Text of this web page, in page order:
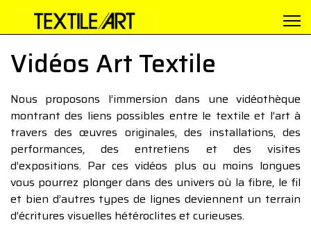
Vidéos Art Textile
Nous proposons l’immersion dans une vidéothèque
montrant des liens possibles entre le textile et l’art à
travers des œuvres originales, des installations, des
performances, des entretiens et des visites
d’expositions. Par ces vidéos plus ou moins longues
vous pourrez plonger dans des univers où la fibre, le fil
et bien d’autres types de lignes deviennent un terrain
d’écritures visuelles hétéroclites et curieuses.